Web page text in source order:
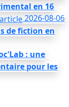
en 16
2026-08-06
de fiction en
: une
pour les